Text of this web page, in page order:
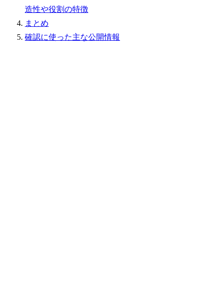
造性や役割の特徴
まとめ
確認に使った主な公開情報